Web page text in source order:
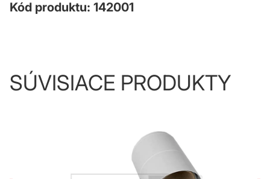
SÚVISIACE PRODUKTY
Kód produktu: 142001